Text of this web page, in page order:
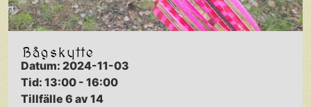
Bågskytte
Datum: 2024-11-03
Tid: 13:00 - 16:00
Tillfälle 6 av 14